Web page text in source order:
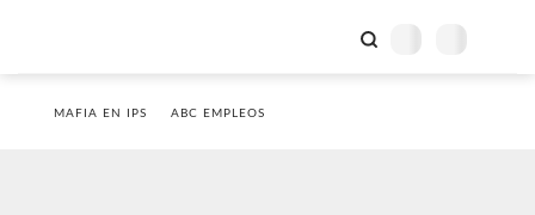
MAFIA EN IPS ABC EMPLEOS